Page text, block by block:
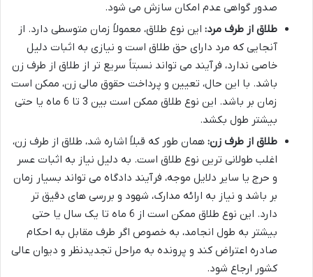
صدور گواهی عدم امکان سازش می شود.
طلاق از طرف مرد: این نوع طلاق، معمولاً زمان متوسطی دارد. از
آنجایی که مرد دارای حق طلاق است و نیازی به اثبات دلیل
خاصی ندارد، فرآیند می تواند نسبتاً سریع تر از طلاق از طرف زن
باشد. با این حال، تعیین و پرداخت حقوق مالی زن، ممکن است
زمان بر باشد. این نوع طلاق ممکن است بین 3 تا 6 ماه یا حتی
بیشتر طول بکشد.
طلاق از طرف زن: همان طور که قبلاً اشاره شد، طلاق از طرف زن،
اغلب طولانی ترین نوع طلاق است. به دلیل نیاز به اثبات عسر
و حرج یا سایر دلایل موجه، فرآیند دادگاه می تواند بسیار زمان
بر باشد و نیاز به ارائه مدارک، شهود و بررسی های دقیق تر
دارد. این نوع طلاق ممکن است از 6 ماه تا یک سال یا حتی
بیشتر به طول انجامد، به خصوص اگر طرف مقابل به احکام
صادره اعتراض کند و پرونده به مراحل تجدیدنظر و دیوان عالی
کشور ارجاع شود.